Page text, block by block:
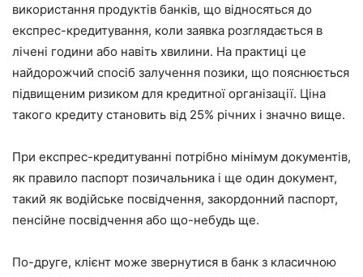
використання продуктів банків, що відносяться до
експрес-кредитування, коли заявка розглядається в
лічені години або навіть хвилини. На практиці це
найдорожчий спосіб залучення позики, що пояснюється
підвищеним ризиком для кредитної організації. Ціна
такого кредиту становить від 25% річних і значно вище.
При експрес-кредитуванні потрібно мінімум документів,
як правило паспорт позичальника і ще один документ,
такий як водійське посвідчення, закордонний паспорт,
пенсійне посвідчення або що-небудь ще.
По-друге, клієнт може звернутися в банк з класичною